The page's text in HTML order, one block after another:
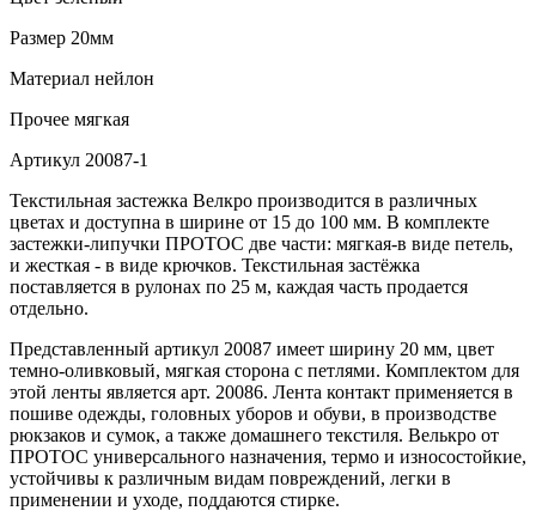
Размер 20мм
Материал нейлон
Прочее мягкая
Артикул 20087-1
Текстильная застежка Велкро производится в различных
цветах и доступна в ширине от 15 до 100 мм. В комплекте
застежки-липучки ПРОТОС две части: мягкая-в виде петель,
и жесткая - в виде крючков. Текстильная застёжка
поставляется в рулонах по 25 м, каждая часть продается
отдельно.
Представленный артикул 20087 имеет ширину 20 мм, цвет
темно-оливковый, мягкая сторона с петлями. Комплектом для
этой ленты является арт. 20086. Лента контакт применяется в
пошиве одежды, головных уборов и обуви, в производстве
рюкзаков и сумок, а также домашнего текстиля. Велькро от
ПРОТОС универсального назначения, термо и износостойкие,
устойчивы к различным видам повреждений, легки в
применении и уходе, поддаются стирке.